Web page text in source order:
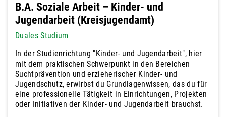
B.A. Soziale Arbeit – Kinder- und
Jugendarbeit (Kreisjugendamt)
Duales Studium
In der Studienrichtung "Kinder- und Jugendarbeit", hier
mit dem praktischen Schwerpunkt in den Bereichen
Suchtprävention und erzieherischer Kinder- und
Jugendschutz, erwirbst du Grundlagenwissen, das du für
eine professionelle Tätigkeit in Einrichtungen, Projekten
oder Initiativen der Kinder- und Jugendarbeit brauchst.